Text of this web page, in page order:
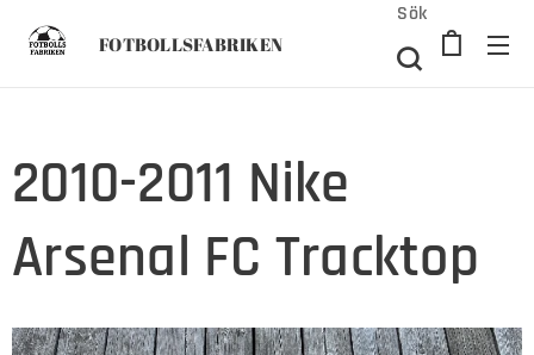
FOTBOLLSFABRIKEN
Sök
2010-2011 Nike
Arsenal FC Tracktop